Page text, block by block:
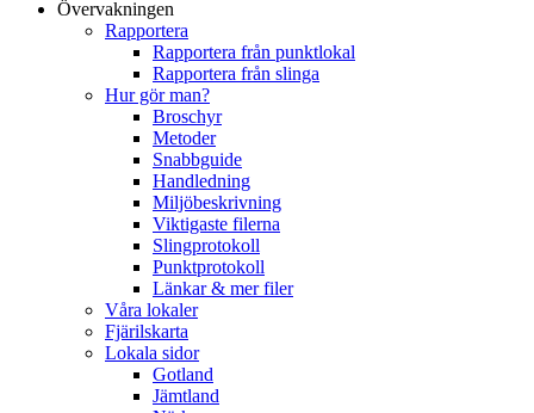
Övervakningen
Rapportera
Rapportera från punktlokal
Rapportera från slinga
Hur gör man?
Broschyr
Metoder
Snabbguide
Handledning
Miljöbeskrivning
Viktigaste filerna
Slingprotokoll
Punktprotokoll
Länkar & mer filer
Våra lokaler
Fjärilskarta
Lokala sidor
Gotland
Jämtland